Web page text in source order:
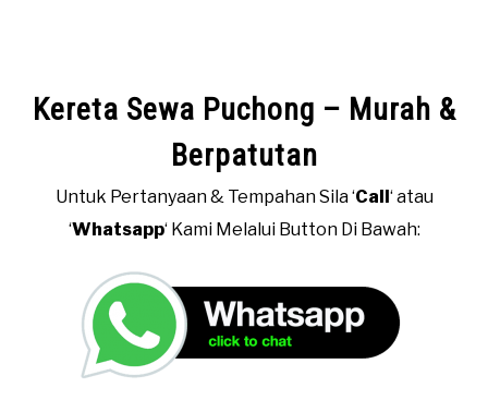
DOCUMENTATION
CONTACT US
Kereta Sewa Puchong – Murah &
Berpatutan
Untuk Pertanyaan & Tempahan Sila ‘Call ‘ atau
‘Whatsapp‘ Kami Melalui Button Di Bawah: